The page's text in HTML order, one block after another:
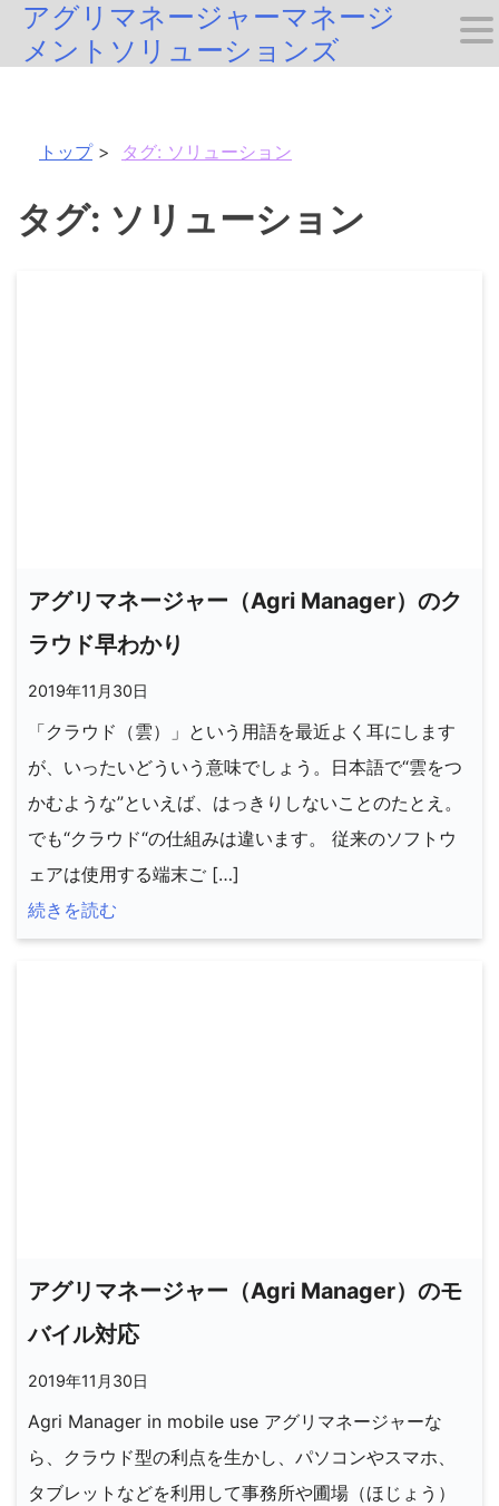
Skipアグリマネージャーマネージ
メントソリューションズ
トップ タグ: ソリューション
タグ: ソリューション
アグリマネージャー（Agri Manager）のク
ラウド早わかり
2019年11月30日
「クラウド（雲）」という用語を最近よく耳にします
が、いったいどういう意味でしょう。日本語で“雲をつ
かむような”といえば、はっきりしないことのたとえ。
でも“クラウド“の仕組みは違います。 従来のソフトウ
ェアは使用する端末ご […]
続きを読む
アグリマネージャー（Agri Manager）のモ
バイル対応
2019年11月30日
Agri Manager in mobile use アグリマネージャーな
ら、クラウド型の利点を生かし、パソコンやスマホ、
タブレットなどを利用して事務所や圃場（ほじょう）